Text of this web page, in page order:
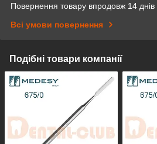
Повернення товару впродовж 14 днів
Всі умови повернення
Подібні товари компанії